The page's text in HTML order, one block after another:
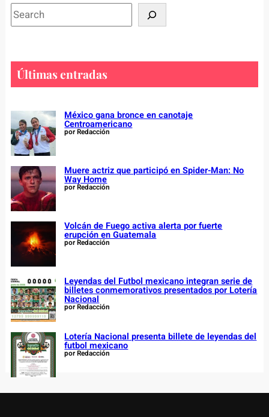
S
e
h
Últimas entradas
México gana bronce en canotaje
Centroamericano
por Redacción
Muere actriz que participó en Spider-Man: No
Way Home
por Redacción
Volcán de Fuego activa alerta por fuerte
erupción en Guatemala
por Redacción
Leyendas del Futbol mexicano integran serie de
billetes conmemorativos presentados por Lotería
Nacional
por Redacción
Lotería Nacional presenta billete de leyendas del
futbol mexicano
por Redacción